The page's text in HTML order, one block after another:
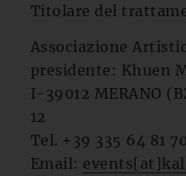
Titolare del
Associazione
presidente: Khuen
I-39012 MERANO
12
Tel. +39 335 64 81
Email: